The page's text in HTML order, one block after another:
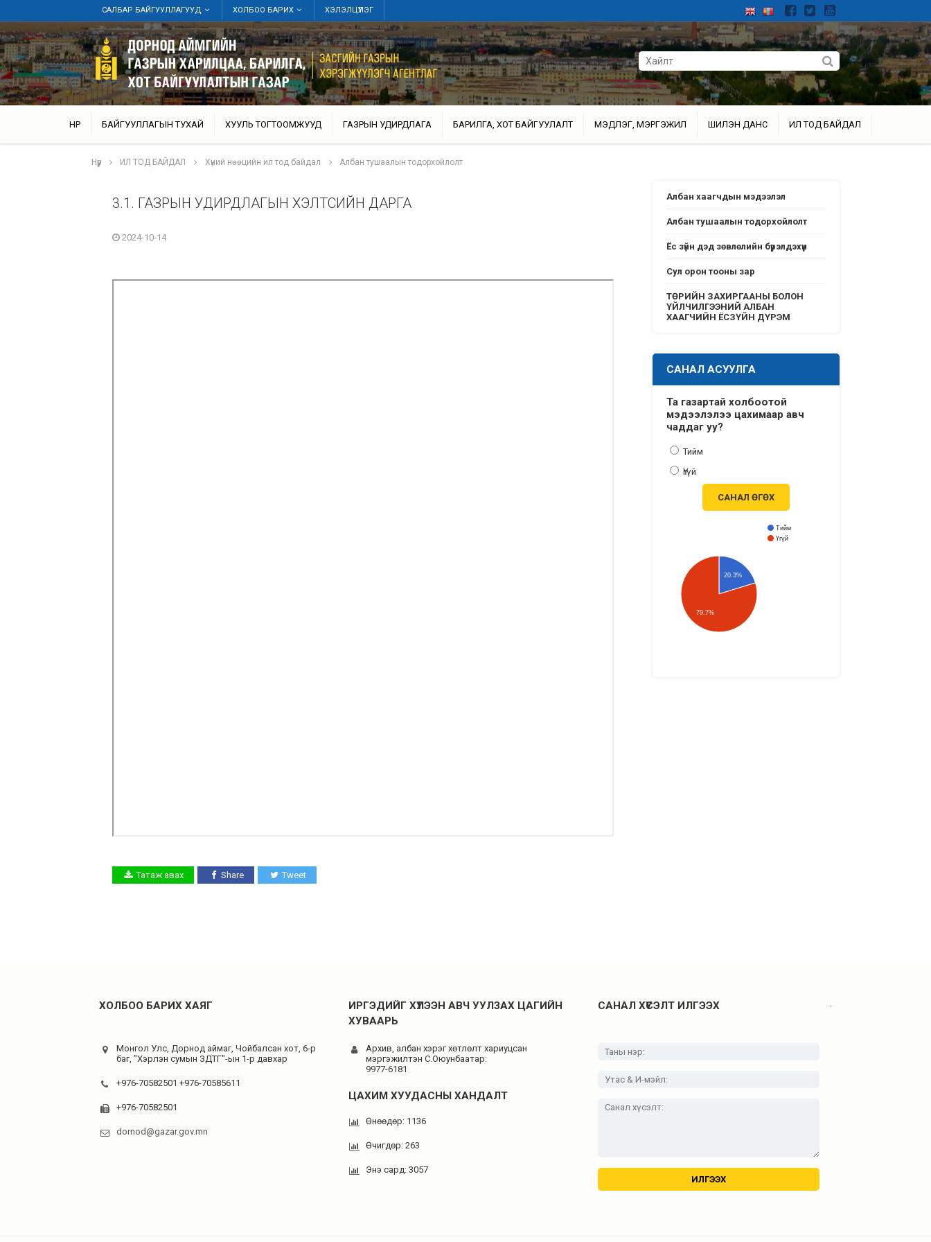
САЛБАР БАЙГУУЛЛАГУУД ХОЛБОО БАРИХ ХЭЛЭЛЦҮҮЛЭГ
НҮҮР БАЙГУУЛЛАГЫН ТУХАЙ ХУУЛЬ ТОГТООМЖУУД ГАЗРЫН УДИРДЛАГА БАРИЛГА, ХОТ БАЙГУУЛАЛТ МЭДЛЭГ, МЭРГЭЖИЛ ШИЛЭН ДАНС ИЛ ТОД БАЙДАЛ
Нүүр ИЛ ТОД БАЙДАЛ Хүний нөөцийн ил тод байдал Албан тушаалын тодорхойлолт
3.1. ГАЗРЫН УДИРДЛАГЫН ХЭЛТСИЙН ДАРГА
2024-10-14
Татаж авах Share Tweet
Албан хаагчдын мэдээлэл
Албан тушаалын тодорхойлолт
Ёс зүйн дэд зөвлөлийн бүрэлдэхүүн
Сул орон тооны зар
ТӨРИЙН ЗАХИРГААНЫ БОЛОН
ҮЙЛЧИЛГЭЭНИЙ АЛБАН
ХААГЧИЙН ЁСЗҮЙН ДҮРЭМ
САНАЛ АСУУЛГА
Та газартай холбоотой
мэдээлэлээ цахимаар авч
чаддаг уу?
Тийм
Үгүй
САНАЛ ӨГӨХ
Тийм
Үгүй
20.3%
79.7%
ХОЛБОО БАРИХ ХАЯГ
Монгол Улс, Дорнод аймаг, Чойбалсан хот, 6-р
баг, "Хэрлэн сумын ЗДТГ"-ын 1-р давхар
+976-70582501 +976-70585611
+976-70582501
dornod@gazar.gov.mn
ИРГЭДИЙГ ХҮЛЭЭН АВЧ УУЛЗАХ ЦАГИЙН
ХУВААРЬ
Архив, албан хэрэг хөтлөлт хариуцсан
мэргэжилтэн C.Оюунбаатар:
9977-6181
ЦАХИМ ХУУДАСНЫ ХАНДАЛТ
Өнөөдөр: 1136
Өчигдөр: 263
Энэ сард: 3057
САНАЛ ХҮСЭЛТ ИЛГЭЭХ .